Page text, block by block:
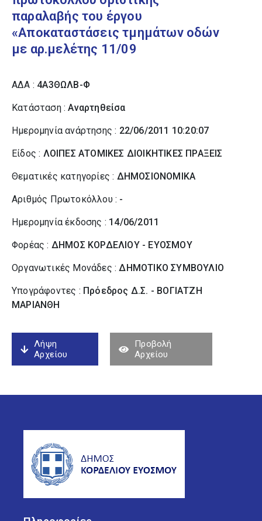
παραλαβής του έργου
«Αποκαταστάσεις τμημάτων οδών
με αρ.μελέτης 11/09
ΑΔΑ : 4Α3ΘΩΛΒ-Φ
Κατάσταση :Αναρτηθείσα
Ημερομηνία ανάρτησης : 22/06/2011 10:20:07
Είδος : ΛΟΙΠΕΣ ΑΤΟΜΙΚΕΣ ΔΙΟΙΚΗΤΙΚΕΣ ΠΡΑΞΕΙΣ
Θεματικές κατηγορίες : ΔΗΜΟΣΙΟΝΟΜΙΚΑ
Αριθμός Πρωτοκόλλου : -
Ημερομηνία έκδοσης : 14/06/2011
Φορέας : ΔΗΜΟΣ ΚΟΡΔΕΛΙΟΥ - ΕΥΟΣΜΟΥ
Οργανωτικές Μονάδες :ΔΗΜΟΤΙΚΟ ΣΥΜΒΟΥΛΙΟ
Υπογράφοντες : Πρόεδρος Δ.Σ. - ΒΟΓΙΑΤΖΗ
ΜΑΡΙΑΝΘΗ
Λήψη
Αρχείου
Προβολή
Αρχείου